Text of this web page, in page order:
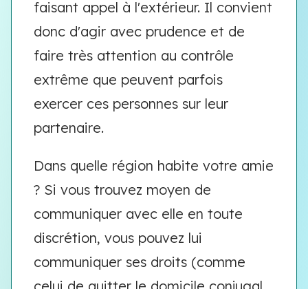
faisant appel à l'extérieur. Il convient
donc d'agir avec prudence et de
faire très attention au contrôle
extrême que peuvent parfois
exercer ces personnes sur leur
partenaire.
Dans quelle région habite votre amie
? Si vous trouvez moyen de
communiquer avec elle en toute
discrétion, vous pouvez lui
communiquer ses droits (comme